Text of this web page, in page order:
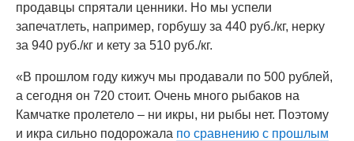
продавцы спрятали ценники. Но мы успели
запечатлеть, например, горбушу за 440 руб./кг, нерку
за 940 руб./кг и кету за 510 руб./кг.
«В прошлом году кижуч мы продавали по 500 рублей,
а сегодня он 720 стоит. Очень много рыбаков на
Камчатке пролетело – ни икры, ни рыбы нет. Поэтому
и икра сильно подорожала по сравнению с прошлым